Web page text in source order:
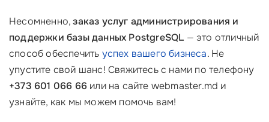
Несомненно,заказ услуг администрирования и
поддержки базы данных PostgreSQL — это отличный
способ обеспечить успех вашего бизнеса. Не
упустите свой шанс! Свяжитесь с нами по телефону
+373 601 066 66 или на сайте webmaster.md и
узнайте, как мы можем помочь вам!